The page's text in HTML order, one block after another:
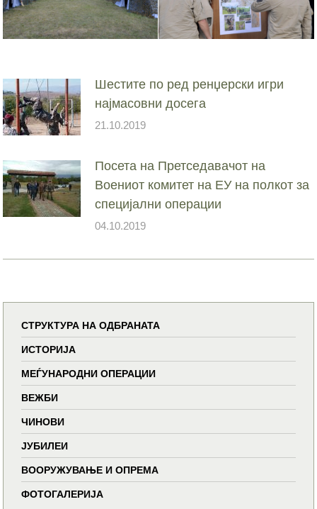
Шестите по ред ренџерски игри
најмасовни досега
21.10.2019
Посета на Претседавачот на
Воениот комитет на ЕУ на полкот за
специјални операции
04.10.2019
СТРУКТУРА НА ОДБРАНАТА
ИСТОРИЈА
МЕЃУНАРОДНИ ОПЕРАЦИИ
ВЕЖБИ
ЧИНОВИ
ЈУБИЛЕИ
ВООРУЖУВАЊЕ И ОПРЕМА
ФОТОГАЛЕРИЈА